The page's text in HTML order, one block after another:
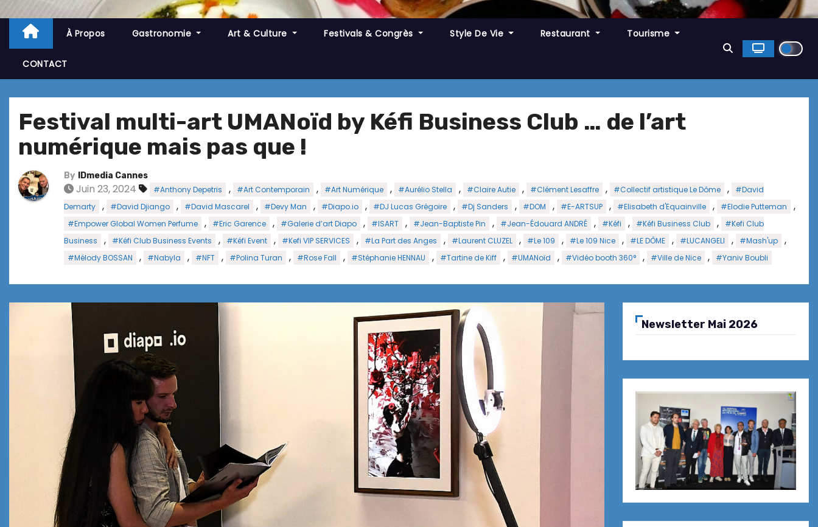
À Propos Gastronomie Art & Culture Festivals & Congrès Style De Vie Restaurant Tourisme
CONTACT
Festival multi-art UMANoïd by Kéfi Business Club … de l’art
numérique mais pas que !
By IDmedia Cannes
Juin 23, 2024 #Anthony Depetris , #Art Contemporain , #Art Numérique , #Aurélio Stella , #Claire Autie , #Clément Lesaffre , #Collectif artistique Le Dôme ,
#David
Demarty
, #David Djiango , #David Mascarel , #Devy Man , #Diapo.io , #DJ Lucas Grégoire , #Dj Sanders , #DOM , #E-ARTSUP , #Elisabeth d'Equainville , #Elodie Putteman ,
#Empower Global Women Perfume , #Eric Garence , #Galerie d’art Diapo , #ISART , #Jean-Baptiste Pin , #Jean-Édouard ANDRÉ , #Kéfi , #Kéfi Business Club ,
#Kefi Club
Business
, #Kéfi Club Business Events , #Kéfi Event , #Kefi VIP SERVICES , #La Part des Anges , #Laurent CLUZEL , #Le 109 , #Le 109 Nice , #LE DÔME , #LUCANGELI , #Mash'up ,
#Mélody BOSSAN , #Nabyla , #NFT , #Polina Turan , #Rose Fall , #Stéphanie HENNAU , #Tartine de Kiff , #UMANoïd , #Vidéo booth 360° , #Ville de Nice , #Yaniv Boubli
Newsletter Mai 2026